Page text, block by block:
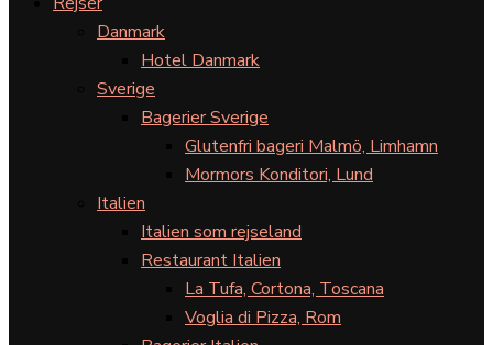
Danmark
Hotel Danmark
Sverige
Bagerier Sverige
Glutenfri bageri Malmö, Limhamn
Mormors Konditori, Lund
Italien
Italien som rejseland
Restaurant Italien
La Tufa, Cortona, Toscana
Voglia di Pizza, Rom